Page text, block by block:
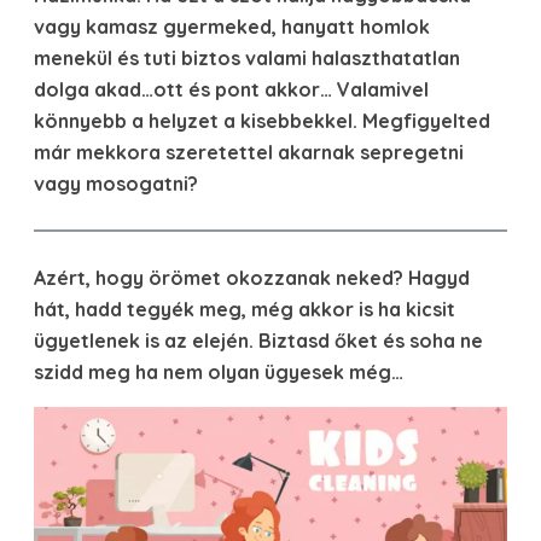
vagy kamasz gyermeked, hanyatt homlok
menekül és tuti biztos valami halaszthatatlan
dolga akad…ott és pont akkor… Valamivel
könnyebb a helyzet a kisebbekkel. Megfigyelted
már mekkora szeretettel akarnak sepregetni
vagy mosogatni?
Azért, hogy örömet okozzanak neked? Hagyd
hát, hadd tegyék meg, még akkor is ha kicsit
ügyetlenek is az elején. Biztasd őket és soha ne
szidd meg ha nem olyan ügyesek még…